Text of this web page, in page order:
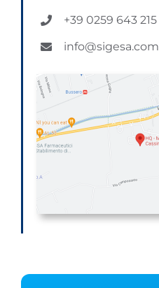
+39 0259 643 215
info@sigesa.com